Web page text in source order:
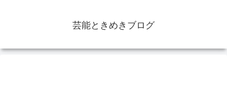
芸能ときめきブログ